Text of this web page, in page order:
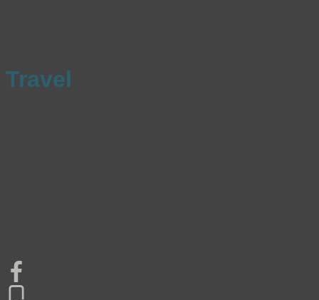
Travel